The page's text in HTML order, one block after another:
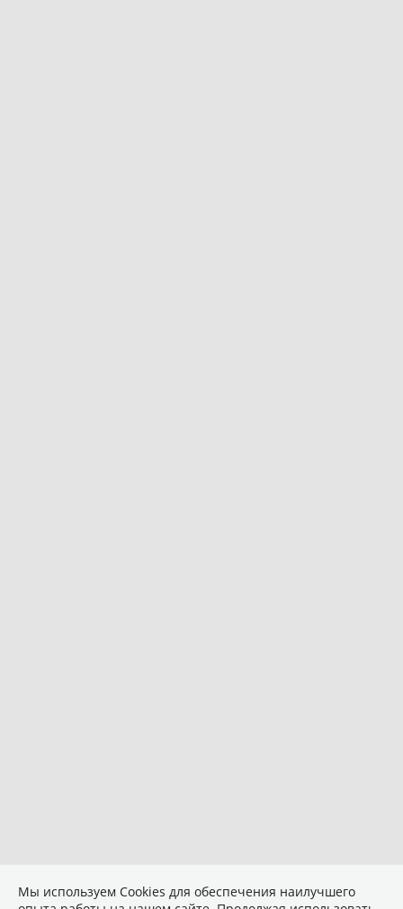
Мы используем Сookies для обеспечения наилучшего